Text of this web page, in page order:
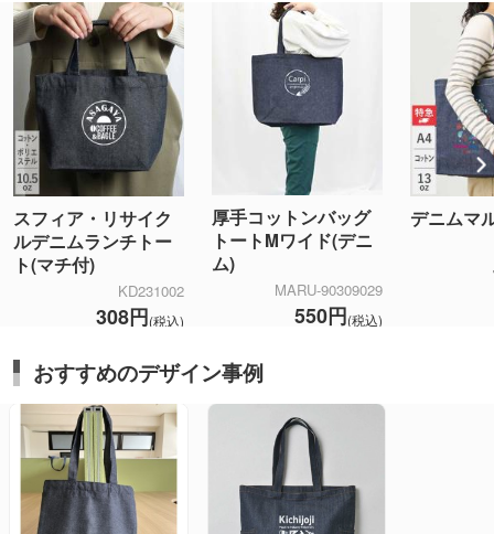
スフィア・リサイク
ルデニムランチトー
ト(マチ付)
KD231002
308円(税込)
厚手コットンバッグ
トートMワイド(デニ
ム)
MARU-90309029
550円(税込)
デニムマ
おすすめのデザイン事例